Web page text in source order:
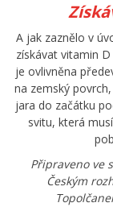
A jak zaznělo v
získávat vitamin
je ovlivněna
na zemský
jara do začátku
svitu, která
Připraveno ve
Českým